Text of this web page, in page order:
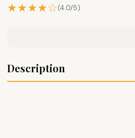
★★★★☆(4.0/5)
Description